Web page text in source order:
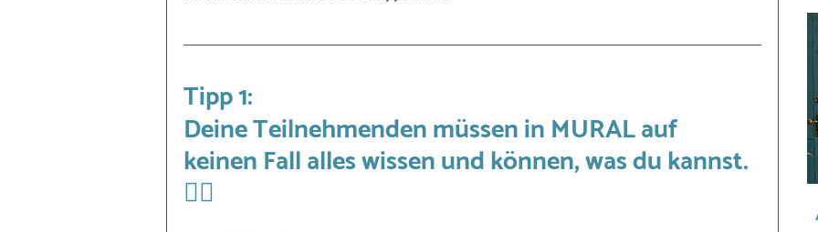
Tipp 1:
Deine Teilnehmenden müssen in MURAL auf
keinen Fall alles wissen und können, was du kannst.
☝🏼